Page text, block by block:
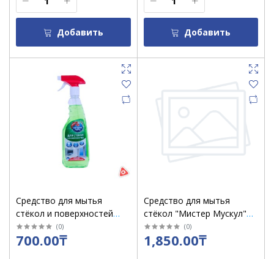
Добавить Добавить
Средство для мытья
стёкол и поверхностей
"Выгодная Уборка" 500 мл
яблока /кор 20 шт
(0)
700.00₸
Средство для мытья
стёкол "Мистер Мускул"
750 мл с уксусом
(0)
1,850.00₸